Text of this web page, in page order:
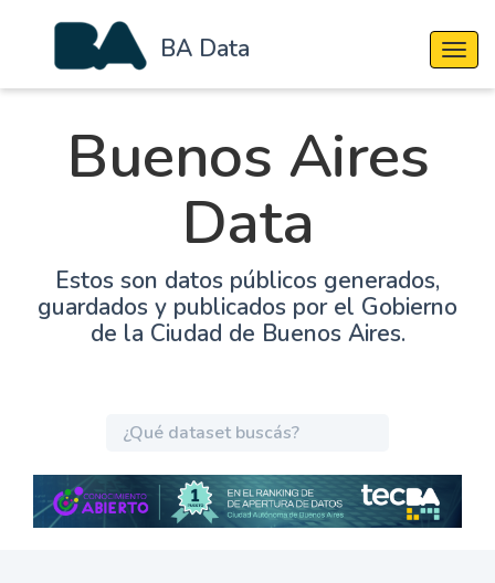
BA Data
Buenos Aires
Data
Estos son datos públicos generados,
guardados y publicados por el Gobierno
de la Ciudad de Buenos Aires.